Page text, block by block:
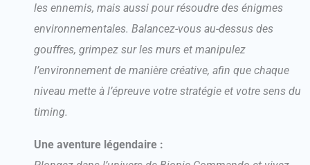
les ennemis, mais aussi pour résoudre des énigmes
environnementales. Balancez-vous au-dessus des
gouffres, grimpez sur les murs et manipulez
l’environnement de manière créative, afin que chaque
niveau mette à l’épreuve votre stratégie et votre sens du
timing.
Une aventure légendaire :